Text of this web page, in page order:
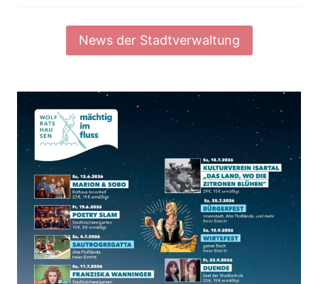
News der Stadtverwaltung